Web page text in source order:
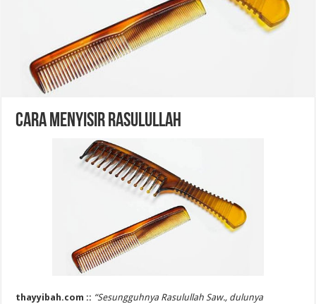
Cara Menyisir Rasulullah
thayyibah.com :: “Sesungguhnya Rasulullah Saw., dulunya